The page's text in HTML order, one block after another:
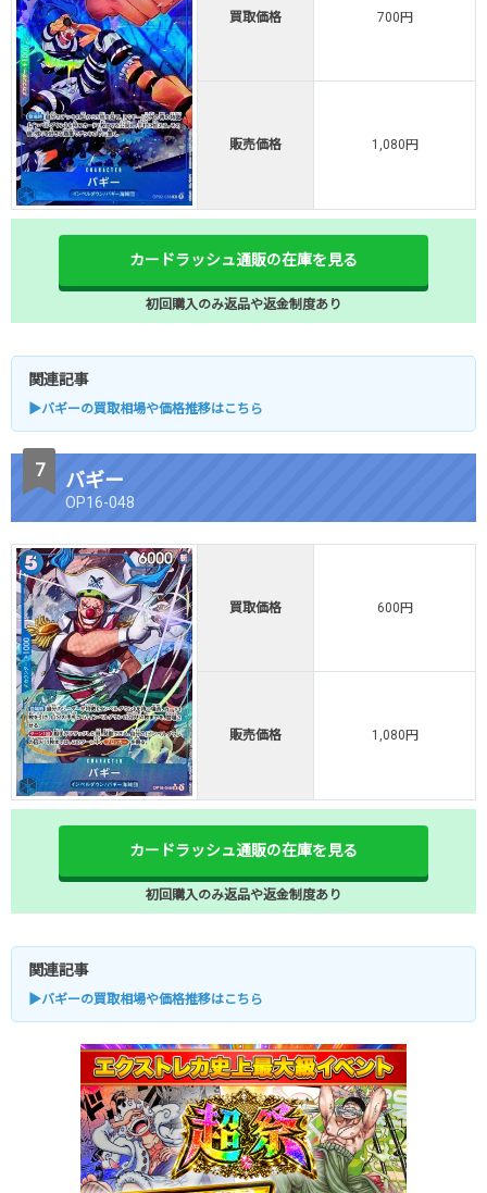
買取価格 700円
販売価格 1,080円
カードラッシュ通販の在庫を見る
初回購入のみ返品や返金制度あり
関連記事
▶バギーの買取相場や価格推移はこちら
バギー
OP16-048
買取価格 600円
販売価格 1,080円
カードラッシュ通販の在庫を見る
初回購入のみ返品や返金制度あり
関連記事
▶バギーの買取相場や価格推移はこちら